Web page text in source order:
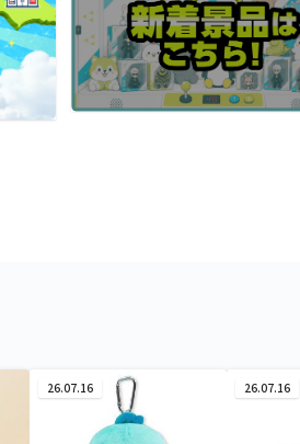
26.07.16 26.07.16